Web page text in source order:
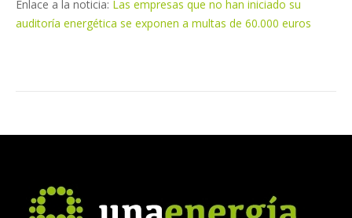
Enlace a la noticia: Las empresas que no han iniciado su
auditoría energética se exponen a multas de 60.000 euros